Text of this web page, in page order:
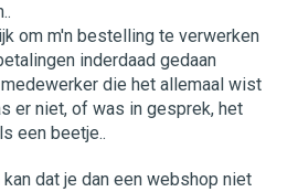
om m'n bestelling te verwerken
inderdaad gedaan
die het allemaal wist
er niet, of was in gesprek, het
een beetje..
dat je dan een webshop niet